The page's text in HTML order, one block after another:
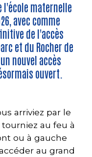
l'école maternelle
avec comme
de l'accès
et du Rocher de
nouvel accès
ouvert.
arriviez par le
au feu à
ou à gauche
au grand